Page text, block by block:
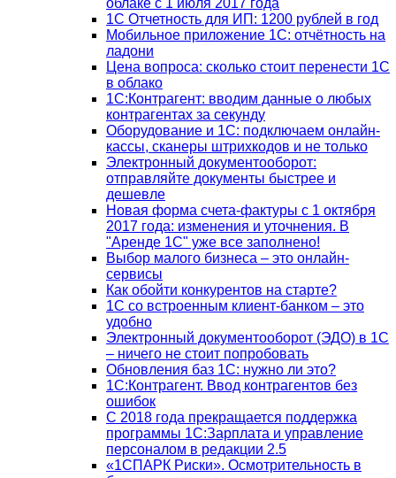
облаке с 1 июля 2017 года
1С Отчетность для ИП: 1200 рублей в год
Мобильное приложение 1С: отчётность на
ладони
Цена вопроса: сколько стоит перенести 1С
в облако
1С:Контрагент: вводим данные о любых
контрагентах за секунду
Оборудование и 1С: подключаем онлайн-
кассы, сканеры штрихкодов и не только
Электронный документооборот:
отправляйте документы быстрее и
дешевле
Новая форма счета-фактуры с 1 октября
2017 года: изменения и уточнения. В
"Аренде 1С" уже все заполнено!
Выбор малого бизнеса – это онлайн-
сервисы
Как обойти конкурентов на старте?
1C со встроенным клиент-банком – это
удобно
Электронный документооборот (ЭДО) в 1С
– ничего не стоит попробовать
Обновления баз 1С: нужно ли это?
1С:Контрагент. Ввод контрагентов без
ошибок
С 2018 года прекращается поддержка
программы 1С:Зарплата и управление
персоналом в редакции 2.5
«1СПАРК Риски». Осмотрительность в